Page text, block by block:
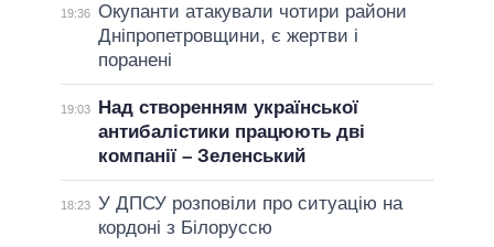
19:36 Окупанти атакували чотири райони
Дніпропетровщини, є жертви і
поранені
19:03
Над створенням української
антибалістики працюють дві
компанії – Зеленський
18:23 У ДПСУ розповіли про ситуацію на
кордоні з Білоруссю